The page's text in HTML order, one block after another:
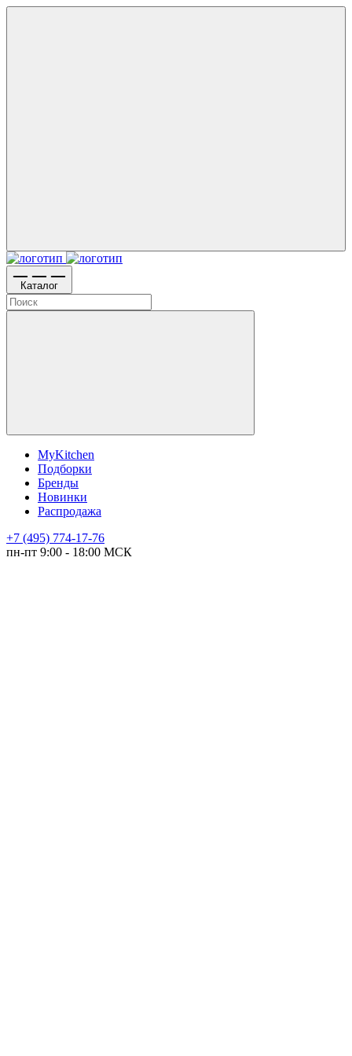
Каталог
MyKitchen
Подборки
Бренды
Новинки
Распродажа
+7 (495) 774-17-76
пн-пт 9:00 - 18:00 МСК